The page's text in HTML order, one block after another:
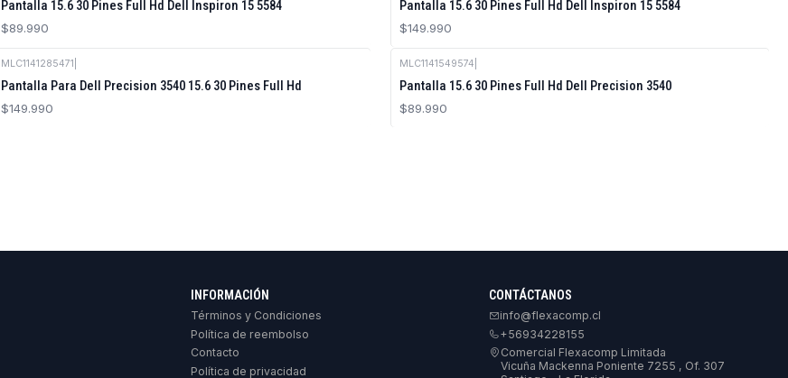
Pantalla 15.6 30 Pines Full Hd Dell Inspiron 15 5584
$89.990
Pantalla 15.6 30 Pines Full Hd Dell Inspiron 15 5584
$149.990
MLC1141285471
Pantalla Para Dell Precision 3540 15.6 30 Pines Full Hd
$149.990
MLC1141549574
Pantalla 15.6 30 Pines Full Hd Dell Precision 3540
$89.990
INFORMACIÓN
Términos y Condiciones
Política de reembolso
Contacto
Política de privacidad
CONTÁCTANOS
info@flexacomp.cl
+56934228155
Comercial Flexacomp Limitada
Vicuña Mackenna Poniente 7255 , Of. 307